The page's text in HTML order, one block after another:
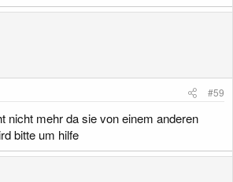
#59
nicht mehr da sie von einem anderen
bitte um hilfe